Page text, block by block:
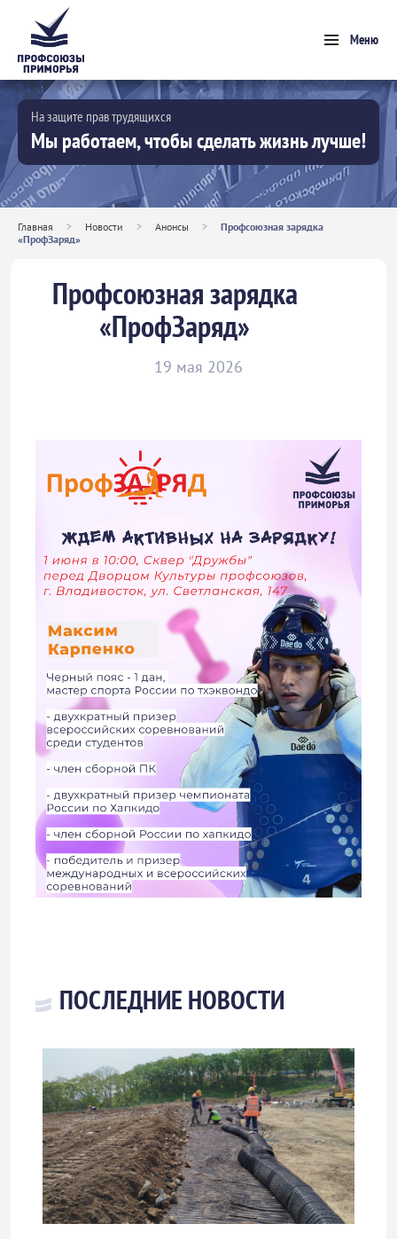
Меню
На защите прав трудящихся
Мы работаем, чтобы сделать жизнь лучше!
Главная > Новости > Анонсы >
Профсоюзная зарядка
«ПрофЗаряд»
Профсоюзная зарядка
«ПрофЗаряд»
19 мая 2026
ПОСЛЕДНИЕ НОВОСТИ